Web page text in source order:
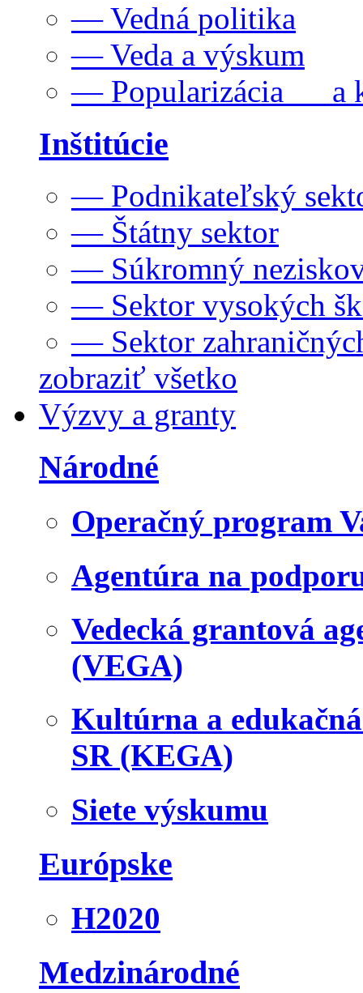
— Vedná politika
— Veda a výskum
— Popularizácia a
Inštitúcie
— Podnikateľský
— Štátny sektor
— Súkromný
— Sektor vysokých
— Sektor
zobraziť všetko
Výzvy a granty
Národné
Operačný program
Agentúra na
Vedecká grantová
(VEGA)
Kultúrna a
SR (KEGA)
Siete výskumu
Európske
H2020
Medzinárodné